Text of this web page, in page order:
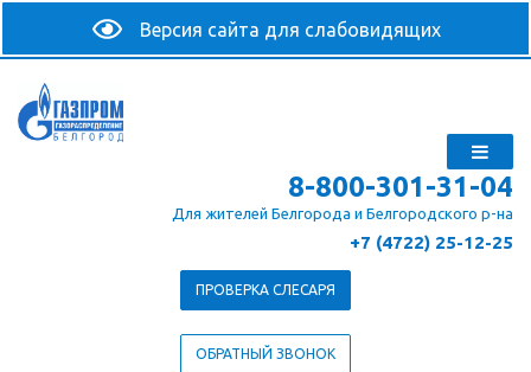
8-800-301-31-04
Для жителей Белгорода и Белгородского р-на
+7 (4722) 25-12-25
ПРОВЕРКА СЛЕСАРЯ
ОБРАТНЫЙ ЗВОНОК